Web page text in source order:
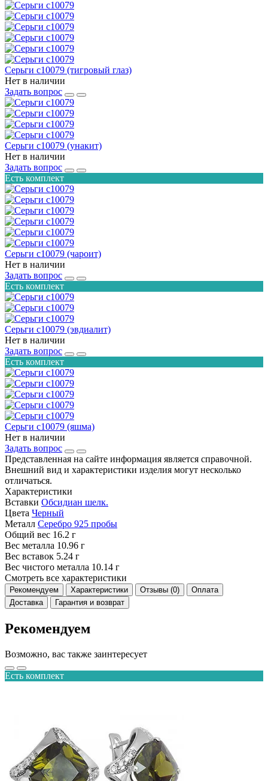
Серьги с10079 (тигровый глаз)
Нет в наличии
Задать вопрос
Серьги с10079 (унакит)
Нет в наличии
Задать вопрос
Есть комплект
Серьги с10079 (чароит)
Нет в наличии
Задать вопрос
Есть комплект
Серьги с10079 (эвдиалит)
Нет в наличии
Задать вопрос
Есть комплект
Серьги с10079 (яшма)
Нет в наличии
Задать вопрос
Представленная на сайте информация является справочной.
Внешний вид и характеристики изделия могут несколько
отличаться.
Характеристики
Вставки Обсидиан шелк.
Цвета Черный
Металл Серебро 925 пробы
Общий вес 16.2 г
Вес металла 10.96 г
Вес вставок 5.24 г
Вес чистого металла 10.14 г
Смотреть все характеристики
Рекомендуем Характеристики Отзывы (0)
Оплата
Доставка
Гарантия и возврат
Рекомендуем
Возможно, вас также заинтересует
Есть комплект